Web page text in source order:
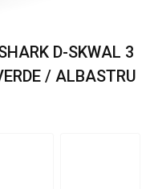
D-SKWAL 3
/ ALBASTRU